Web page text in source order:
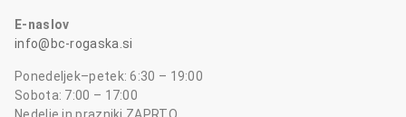
E-naslov
info@bc-rogaska.si
Ponedeljek–petek: 6:30 – 19:00
Sobota: 7:00 – 17:00
Nedelje in prazniki ZAPRTO